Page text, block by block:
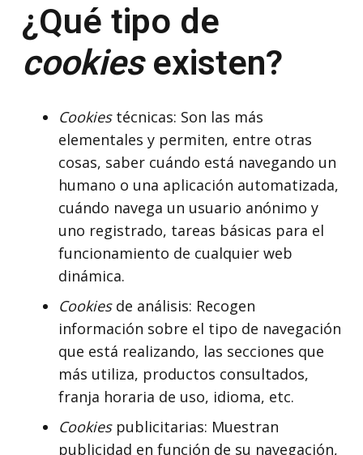
¿Qué tipo de
cookiesexisten?
Cookiestécnicas: Son las más
elementales y permiten, entre otras
cosas, saber cuándo está navegando un
humano o una aplicación automatizada,
cuándo navega un usuario anónimo y
uno registrado, tareas básicas para el
funcionamiento de cualquier web
dinámica.
Cookiesde análisis: Recogen
información sobre el tipo de navegación
que está realizando, las secciones que
más utiliza, productos consultados,
franja horaria de uso, idioma, etc.
Cookiespublicitarias: Muestran
publicidad en función de su navegación,